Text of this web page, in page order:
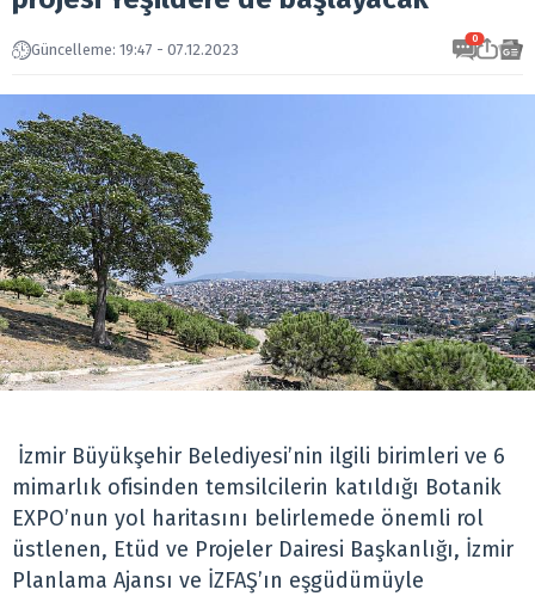
Güncelleme: 19:47 - 07.12.2023
0
İzmir Büyükşehir Belediyesi’nin ilgili birimleri ve 6
mimarlık ofisinden temsilcilerin katıldığı Botanik
EXPO’nun yol haritasını belirlemede önemli rol
üstlenen, Etüd ve Projeler Dairesi Başkanlığı, İzmir
Planlama Ajansı ve İZFAŞ’ın eşgüdümüyle